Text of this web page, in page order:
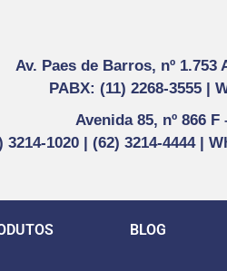
Av. Paes de Barros, nº 1.753
PABX: (11) 2268-3555 |
Avenida 85, nº 866 F
3214-1020 | (62) 3214-4444 |
BLOG